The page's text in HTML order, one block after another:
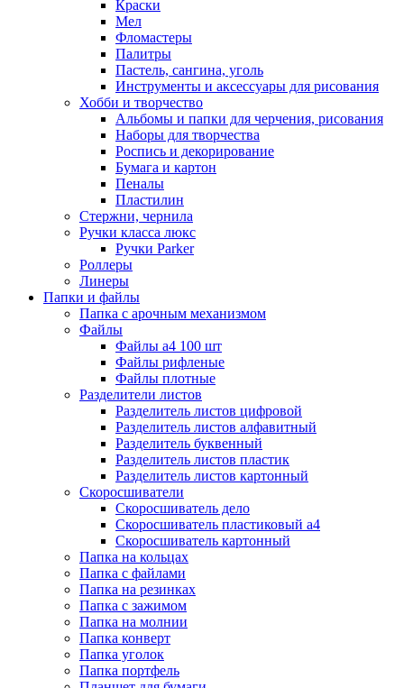
Краски
Мел
Фломастеры
Палитры
Пастель, сангина, уголь
Инструменты и аксессуары для рисования
Хобби и творчество
Альбомы и папки для черчения, рисования
Наборы для творчества
Роспись и декорирование
Бумага и картон
Пеналы
Пластилин
Стержни, чернила
Ручки класса люкс
Ручки Parker
Роллеры
Линеры
Папки и файлы
Папка с арочным механизмом
Файлы
Файлы а4 100 шт
Файлы рифленые
Файлы плотные
Разделители листов
Разделитель листов цифровой
Разделитель листов алфавитный
Разделитель буквенный
Разделитель листов пластик
Разделитель листов картонный
Скоросшиватели
Скоросшиватель дело
Скоросшиватель пластиковый а4
Скоросшиватель картонный
Папка на кольцах
Папка с файлами
Папка на резинках
Папка с зажимом
Папка на молнии
Папка конверт
Папка уголок
Папка портфель